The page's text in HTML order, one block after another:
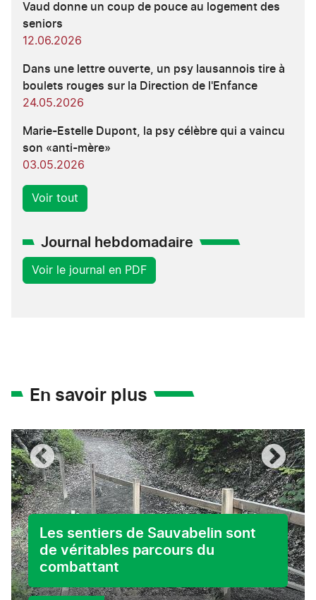
Vaud donne un coup de pouce au logement des
seniors
12.06.2026
Dans une lettre ouverte, un psy lausannois tire à
boulets rouges sur la Direction de l'Enfance
24.05.2026
Marie-Estelle Dupont, la psy célèbre qui a vaincu
son «anti-mère»
03.05.2026
Voir tout
Journal hebdomadaire
Voir le journal en PDF
En savoir plus
Les sentiers de Sauvabelin sont
de véritables parcours du
combattant